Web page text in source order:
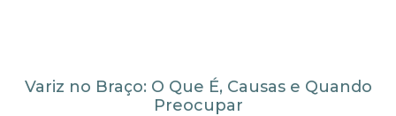
Variz no Braço: O Que É, Causas e Quando
Preocupar